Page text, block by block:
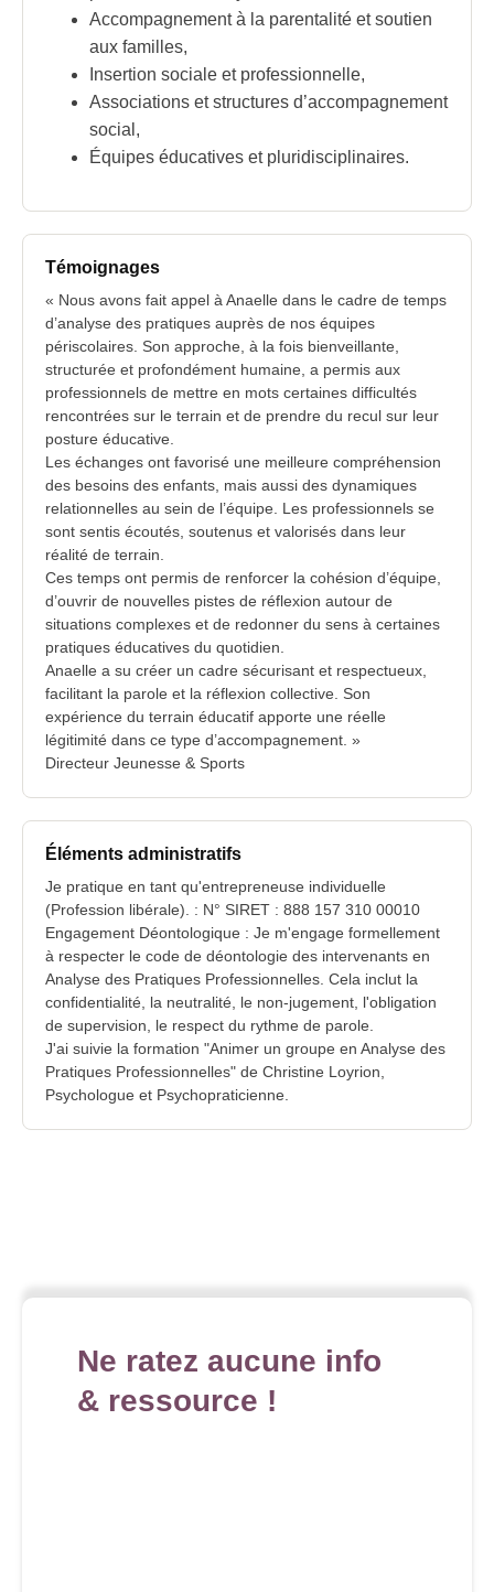
Accompagnement à la parentalité et soutien
aux familles,
Insertion sociale et professionnelle,
Associations et structures d’accompagnement
social,
Équipes éducatives et pluridisciplinaires.
Témoignages
« Nous avons fait appel à Anaelle dans le cadre de temps
d’analyse des pratiques auprès de nos équipes
périscolaires. Son approche, à la fois bienveillante,
structurée et profondément humaine, a permis aux
professionnels de mettre en mots certaines difficultés
rencontrées sur le terrain et de prendre du recul sur leur
posture éducative.
Les échanges ont favorisé une meilleure compréhension
des besoins des enfants, mais aussi des dynamiques
relationnelles au sein de l’équipe. Les professionnels se
sont sentis écoutés, soutenus et valorisés dans leur
réalité de terrain.
Ces temps ont permis de renforcer la cohésion d’équipe,
d’ouvrir de nouvelles pistes de réflexion autour de
situations complexes et de redonner du sens à certaines
pratiques éducatives du quotidien.
Anaelle a su créer un cadre sécurisant et respectueux,
facilitant la parole et la réflexion collective. Son
expérience du terrain éducatif apporte une réelle
légitimité dans ce type d’accompagnement. »
Directeur Jeunesse & Sports
Éléments administratifs
Je pratique en tant qu'entrepreneuse individuelle
(Profession libérale). : N° SIRET : 888 157 310 00010
Engagement Déontologique : Je m'engage formellement
à respecter le code de déontologie des intervenants en
Analyse des Pratiques Professionnelles. Cela inclut la
confidentialité, la neutralité, le non-jugement, l'obligation
de supervision, le respect du rythme de parole.
J'ai suivie la formation "Animer un groupe en Analyse des
Pratiques Professionnelles" de Christine Loyrion,
Psychologue et Psychopraticienne.
Ne ratez aucune info
& ressource !